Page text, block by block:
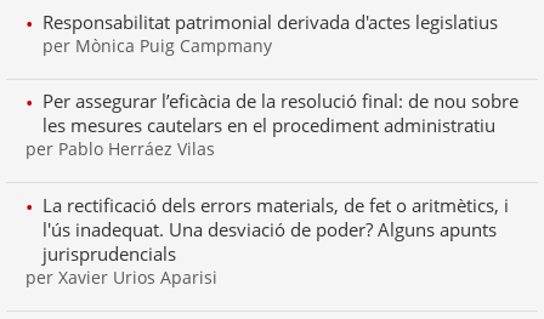
Responsabilitat patrimonial derivada d'actes legislatius
per Mònica Puig Campmany
Per assegurar l’eficàcia de la resolució final: de nou sobre
les mesures cautelars en el procediment administratiu
per Pablo Herráez Vilas
La rectificació dels errors materials, de fet o aritmètics, i
l'ús inadequat. Una desviació de poder? Alguns apunts
jurisprudencials
per Xavier Urios Aparisi